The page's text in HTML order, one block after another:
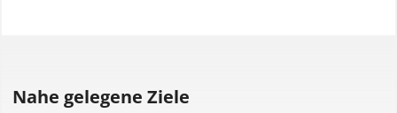
Nahe gelegene Ziele